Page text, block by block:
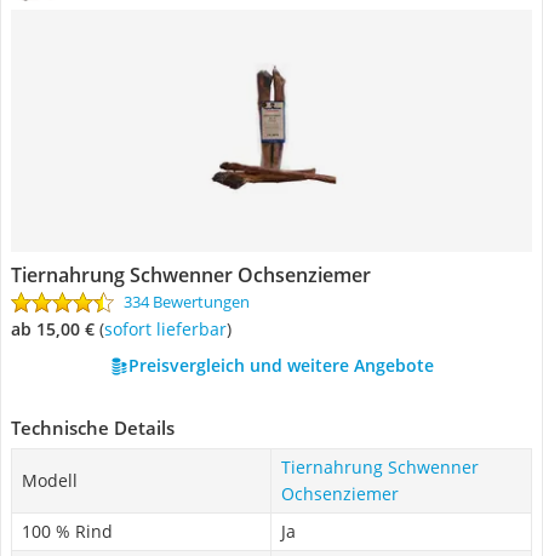
Tiernahrung Schwenner Ochsenziemer
334 Bewertungen
ab 15,00 € ( Sofort lieferbar)
Preisvergleich und weitere Angebote
Technische Details
Modell
Tiernahrung Schwenner
Ochsenziemer
100 % Rind
Ja